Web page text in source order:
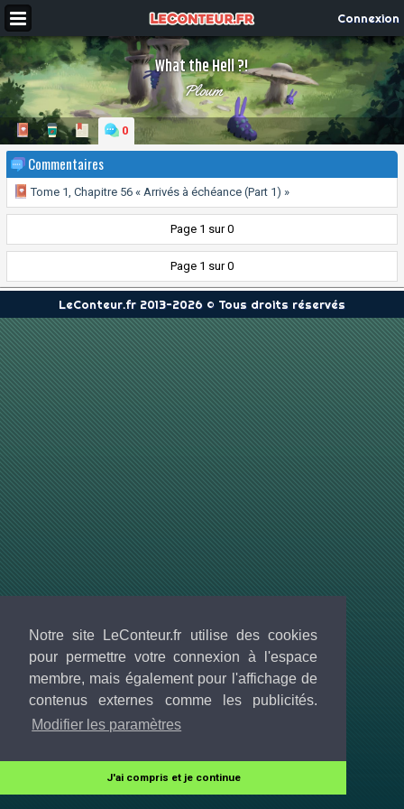
Notre site LeConteur.fr utilise des cookies
pour permettre votre connexion à l'espace
membre, mais également pour l'affichage de
contenus externes comme les publicités.
Modifier les paramètres
J'ai compris et je continue
Connexion
What the Hell ?!
Ploum
0
Commentaires
Tome 1, Chapitre 56 « Arrivés à échéance (Part 1) »
Page 1 sur 0
Page 1 sur 0
LeConteur.fr 2013-2026 © Tous droits réservés